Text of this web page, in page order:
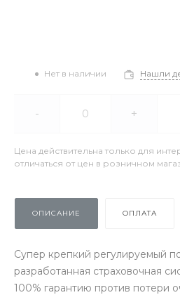
Нет в наличии Нашли
- +
Цена действительна только для
отличаться от цен в розничном
ОПИСАНИЕ ОПЛАТА
Супер крепкий регулируемый
разработанная страховочная
100% гарантию против потери